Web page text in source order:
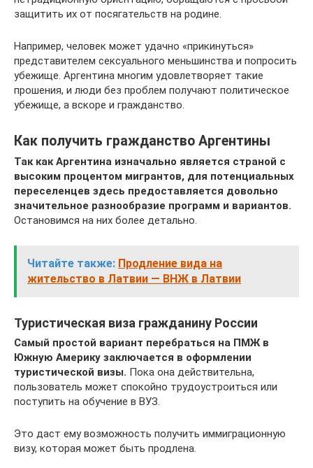
защитить их от посягательств на родине.
Например, человек может удачно «прикинуться»
представителем сексуального меньшинства и попросить
убежище. Аргентина многим удовлетворяет такие
прошения, и люди без проблем получают политическое
убежище, а вскоре и гражданство.
Как получить гражданство Аргентины
Так как Аргентина изначально является страной с
высоким процентом мигрантов, для потенциальных
переселенцев здесь предоставляется довольно
значительное разнообразие программ и вариантов.
Остановимся на них более детально.
Читайте также: Продление вида на
жительство в Латвии — ВНЖ в Латвии
Туристическая виза гражданину России
Самый простой вариант перебраться на ПМЖ в
Южную Америку заключается в оформлении
туристической визы. Пока она действительна,
пользователь может спокойно трудоустроиться или
поступить на обучение в ВУЗ.
Это даст ему возможность получить иммиграционную
визу, которая может быть продлена.